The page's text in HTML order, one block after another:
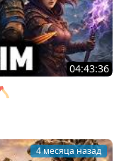
04:43:36
Valheim [PC 2021] #12
4 месяца назад